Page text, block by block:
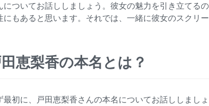
についてお話ししましょう。彼女の魅力を引き立てる
にもあると思います。それでは、一緒に彼女のスクリ
田恵梨香の本名とは？
最初に、戸田恵梨香さんの本名についてお話ししまし